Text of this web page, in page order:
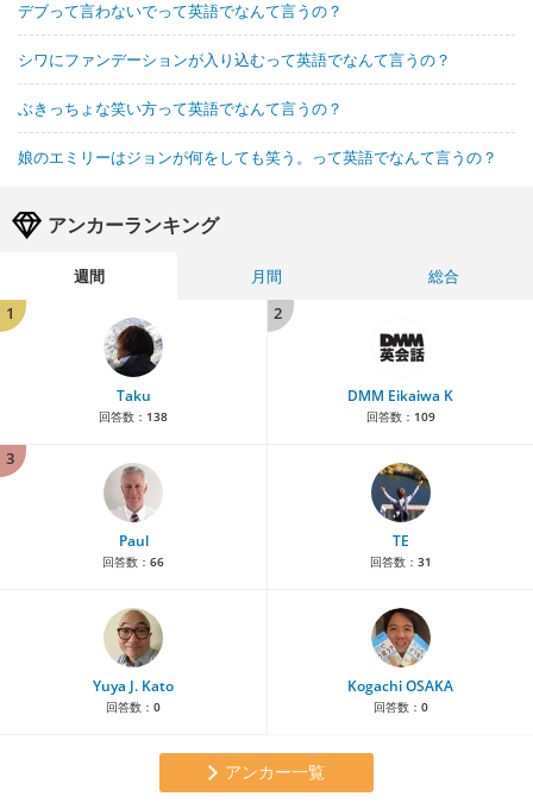
デブって言わないでって英語でなんて言うの？
シワにファンデーションが入り込むって英語でなんて言うの？
ぶきっちょな笑い方って英語でなんて言うの？
娘のエミリーはジョンが何をしても笑う。って英語でなんて言うの？
アンカーランキング
週間 月間
総合
1
Taku
回答数： 138
2
DMM Eikaiwa K
回答数： 109
3
Paul
回答数： 66
TE
回答数： 31
Yuya J. Kato
回答数： 0
Kogachi OSAKA
回答数： 0
アンカー一覧